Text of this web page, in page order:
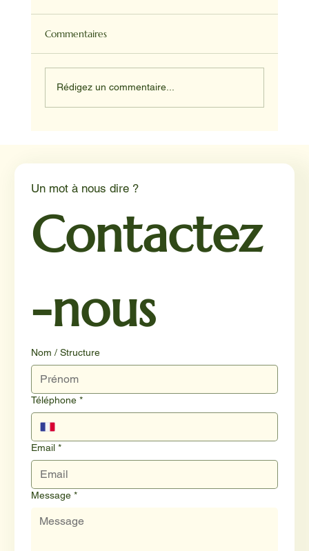
Commentaires
Rédigez un commentaire...
Un mot à nous dire ?
Contactez
-nous
Nom / Structure
Téléphone *
Email *
Message *